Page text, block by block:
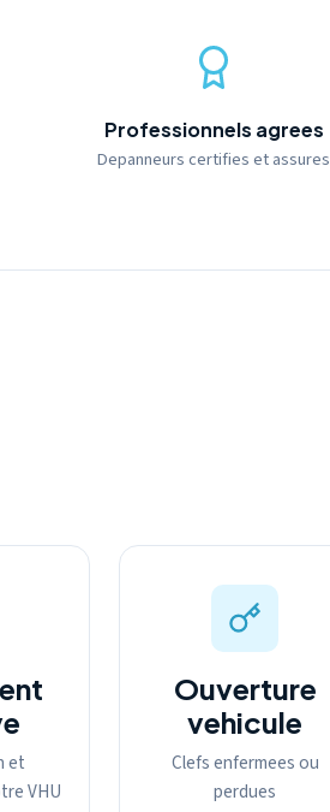
Professionnels agrees
Depanneurs certifies et assures
et
VHU
Ouverture
vehicule
Clefs enfermees ou
perdues